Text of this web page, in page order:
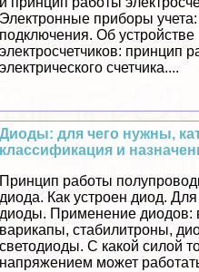
Электронные приборы учета:
подключения. Об устройстве
электросчетчиков: принцип
электрического счетчика....
Диоды: для чего нужны,
классификация и
Принцип работы
диода. Как устроен диод.
диоды. Применение диодов:
варикапы, стабилитроны,
светодиоды. С какой силой
напряжением может